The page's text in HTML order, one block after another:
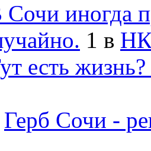
Сочи иногда
1 в
есть
Герб Сочи -